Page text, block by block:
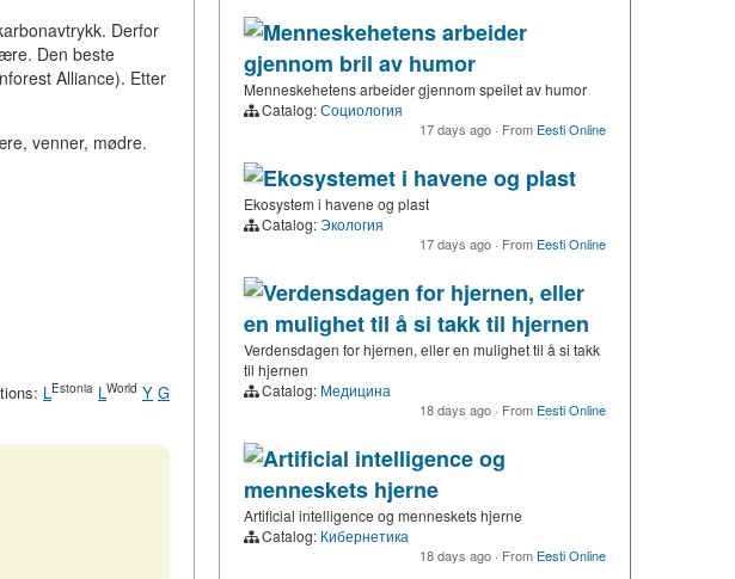
Derfor
Den beste
Alliance). Etter
venner, mødre.
LEstonia LWorld Y G
Menneskehetens arbeider
gjennom bril av humor
Menneskehetens arbeider gjennom speilet av humor
Catalog:Социология
17 days ago · From Eesti Online
Ekosystemet i havene og plast
Ekosystem i havene og plast
Catalog:Экология
17 days ago · From Eesti Online
Verdensdagen for hjernen, eller
en mulighet til å si takk til hjernen
Verdensdagen for hjernen, eller en mulighet til å si takk
til hjernen
Catalog: Медицина
18 days ago · From Eesti Online
Artificial intelligence og
menneskets hjerne
Artificial intelligence og menneskets hjerne
Catalog: Кибернетика
18 days ago · From Eesti Online